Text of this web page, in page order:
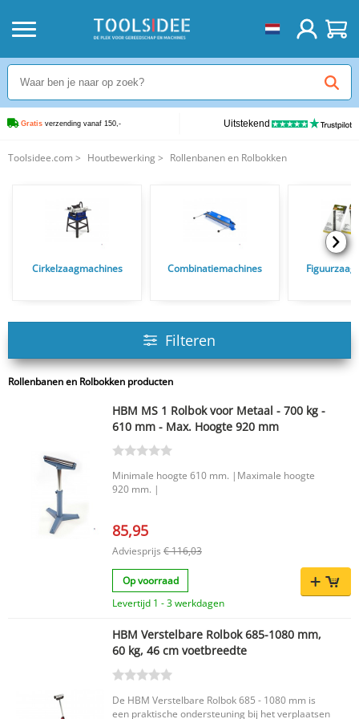
Gratis verzending vanaf 150,- Uitstekend
Toolsidee.com > Houtbewerking > Rollenbanen en Rolbokken
Cirkelzaagmachines Combinatiemachines
Filteren
Rollenbanen en Rolbokken producten
HBM MS 1 Rolbok voor Metaal - 700 kg -
610 mm - Max. Hoogte 920 mm
Minimale hoogte 610 mm. |Maximale hoogte
920 mm. |
85,95
Adviesprijs € 116,03
Op voorraad
Levertijd 1 - 3 werkdagen
HBM Verstelbare Rolbok 685-1080 mm,
60 kg, 46 cm voetbreedte
De HBM Verstelbare Rolbok 685 - 1080 mm is
een praktische ondersteuning bij het verplaatsen